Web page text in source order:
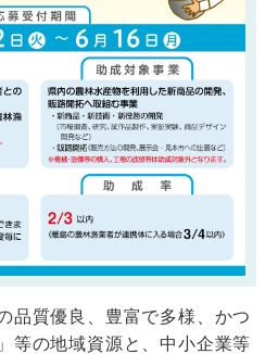
品質優良、豊富で多様、かつ
等の地域資源と、中小企業等